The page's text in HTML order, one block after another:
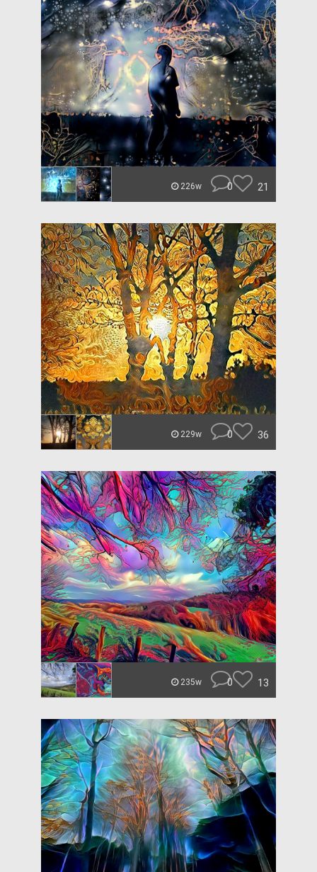
226w 0 21
229w 0 36
235w 0 13